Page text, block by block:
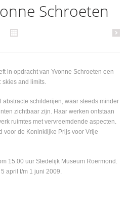
Schroeten
in opdracht van Yvonne Schroeten een
skies and limits.
abstracte schilderijen, waar steeds minder
zichtbaar zijn. Haar werken ontstaan
ruimtes met vervreemdende aspecten.
voor de Koninklijke Prijs voor Vrije
15.00 uur Stedelijk Museum Roermond.
april t/m 1 juni 2009.